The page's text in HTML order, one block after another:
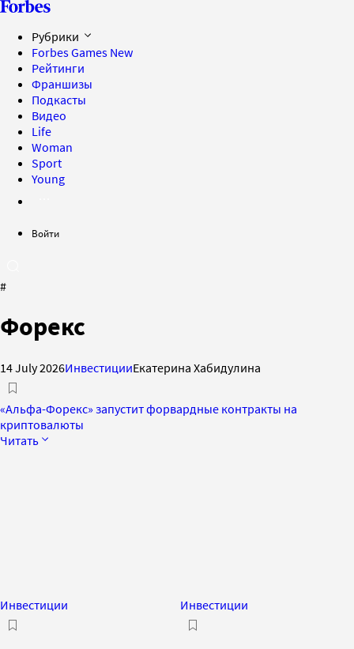
Рубрики
Forbes Games New
Рейтинги
Франшизы
Подкасты
Видео
Life
Woman
Sport
Young
Войти
#
Форекс
14 July 2026ИнвестицииЕкатерина Хабидулина
«Альфа-Форекс» запустит форвардные контракты на
криптовалюты
Читать
Инвестиции Инвестиции